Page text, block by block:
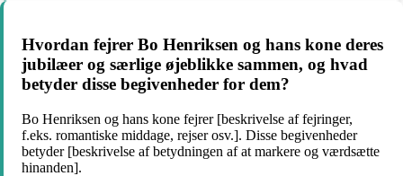
Hvordan fejrer Bo Henriksen og hans kone deres
jubilæer og særlige øjeblikke sammen, og hvad
betyder disse begivenheder for dem?
Bo Henriksen og hans kone fejrer [beskrivelse af fejringer,
f.eks. romantiske middage, rejser osv.]. Disse begivenheder
betyder [beskrivelse af betydningen af at markere og værdsætte
hinanden].